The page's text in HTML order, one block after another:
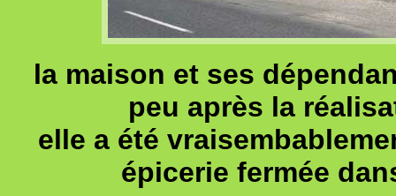
la maison et ses
peu après la
elle a été
épicerie fermée